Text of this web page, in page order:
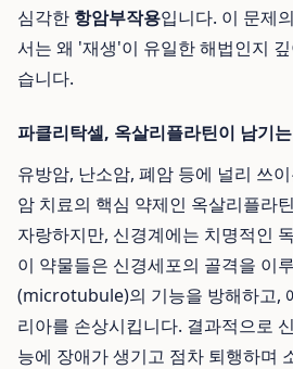
심각한 항암부작용입니다. 이 문제
서는 왜 '재생'이 유일한 해법인지
습니다.
파클리탁셀, 옥살리플라틴이 남기
유방암, 난소암, 폐암 등에 널리 쓰
암 치료의 핵심 약제인 옥살리플라
자랑하지만, 신경계에는 치명적인
이 약물들은 신경세포의 골격을 이
(microtubule)의 기능을 방해하고,
리아를 손상시킵니다. 결과적으로
능에 장애가 생기고 점차 퇴행하며